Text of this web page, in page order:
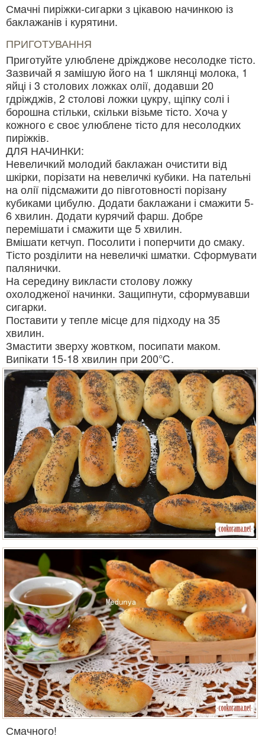
Смачні пиріжки-сигарки з цікавою начинкою із
баклажанів і курятини.
ПРИГОТУВАННЯ
Приготуйте улюблене дріжджове несолодке тісто.
Зазвичай я замішую його на 1 шклянці молока, 1
яйці і 3 столових ложках олії, додавши 20
гдріжджів, 2 столові ложки цукру, щіпку солі і
борошна стільки, скільки візьме тісто. Хоча у
кожного є своє улюблене тісто для несолодких
пиріжків.
ДЛЯ НАЧИНКИ:
Невеличкий молодий баклажан очистити від
шкірки, порізати на невеличкі кубики. На пательні
на олії підсмажити до півготовності порізану
кубиками цибулю. Додати баклажани і смажити 5-
6 хвилин. Додати курячий фарш. Добре
перемішати і смажити ще 5 хвилин.
Вмішати кетчуп. Посолити і поперчити до смаку.
Тісто розділити на невеличкі шматки. Сформувати
палянички.
На середину викласти столову ложку
охолодженої начинки. Защипнути, сформувавши
сигарки.
Поставити у тепле місце для підходу на 35
хвилин.
Змастити зверху жовтком, посипати маком.
Випікати 15-18 хвилин при 200℃.
Смачного!